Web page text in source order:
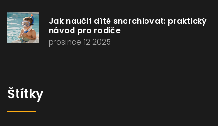
Jak naučit dítě snorchlovat: praktický
návod pro rodiče
prosince 12 2025
Štítky